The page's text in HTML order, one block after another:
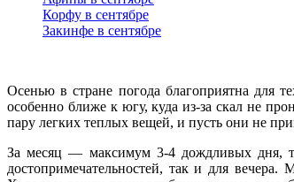
Корфу в сентябре
Закинфе в сентябре
Осенью в стране погода благоприятна для
особенно ближе к югу, куда из-за скал не
пару легких теплых вещей, и пусть они не
За месяц — максимум 3-4 дождливых дня,
достопримечательностей, так и для